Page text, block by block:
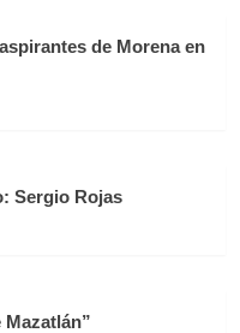
de Morena en
Sergio Rojas
Mazatlán”